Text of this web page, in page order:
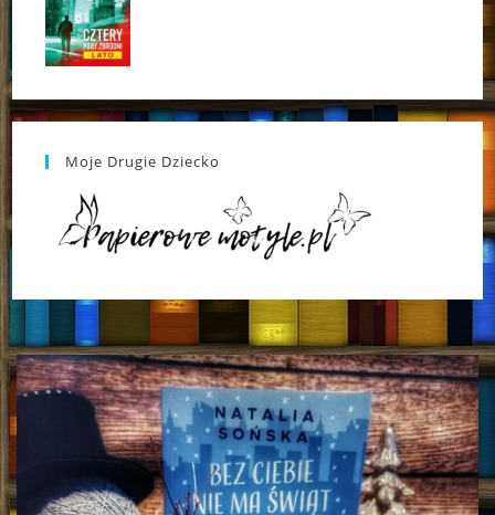
Moje Drugie Dziecko